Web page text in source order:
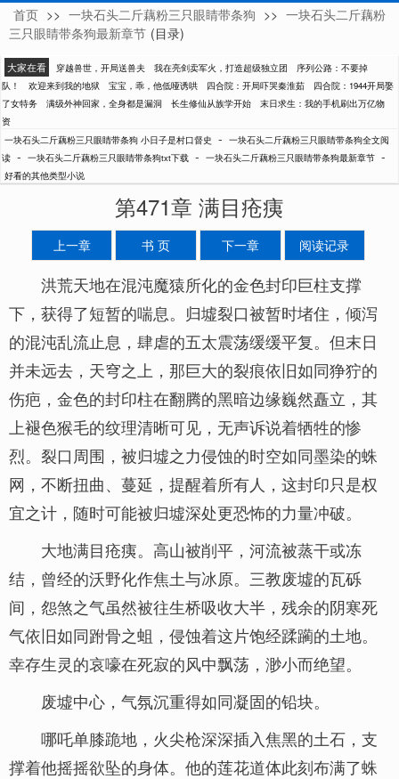
小日子是村口督史
首页 >> 一块石头二斤藕粉三只眼睛带条狗 >> 一块石头二斤藕粉
三只眼睛带条狗最新章节 (目录)
大家在看 穿越兽世，开局送兽夫 我在亮剑卖军火，打造超级独立团
序列公路：不要掉
队！
欢迎来到我的地狱 宝宝，乖，他低哑诱哄 四合院：开局吓哭秦淮茹
四合院：1944开局娶
了女特务
满级外神回家，全身都是漏洞 长生修仙从族学开始
末日求生：我的手机刷出万亿物
资
一块石头二斤藕粉三只眼睛带条狗 小日子是村口督史 - 一块石头二斤藕粉三只眼睛带条狗全文阅
读 - 一块石头二斤藕粉三只眼睛带条狗txt下载 - 一块石头二斤藕粉三只眼睛带条狗最新章节 -
好看的其他类型小说
第471章 满目疮痍
上一章 书 页 下一章 阅读记录
洪荒天地在混沌魔猿所化的金色封印巨柱支撑
下，获得了短暂的喘息。归墟裂口被暂时堵住，倾泻
的混沌乱流止息，肆虐的五太震荡缓缓平复。但末日
并未远去，天穹之上，那巨大的裂痕依旧如同狰狞的
伤疤，金色的封印柱在翻腾的黑暗边缘巍然矗立，其
上褪色猴毛的纹理清晰可见，无声诉说着牺牲的惨
烈。裂口周围，被归墟之力侵蚀的时空如同墨染的蛛
网，不断扭曲、蔓延，提醒着所有人，这封印只是权
宜之计，随时可能被归墟深处更恐怖的力量冲破。
大地满目疮痍。高山被削平，河流被蒸干或冻
结，曾经的沃野化作焦土与冰原。三教废墟的瓦砾
间，怨煞之气虽然被往生桥吸收大半，残余的阴寒死
气依旧如同跗骨之蛆，侵蚀着这片饱经蹂躏的土地。
幸存生灵的哀嚎在死寂的风中飘荡，渺小而绝望。
废墟中心，气氛沉重得如同凝固的铅块。
哪吒单膝跪地，火尖枪深深插入焦黑的土石，支
撑着他摇摇欲坠的身体。他的莲花道体此刻布满了蛛